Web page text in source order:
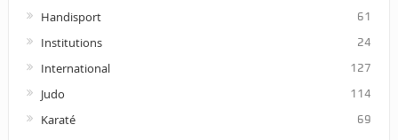
Handisport 61
Institutions 24
International 127
Judo 114
Karaté 69